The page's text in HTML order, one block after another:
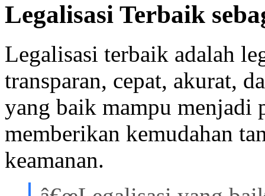
Legalisasi Terbaik
Legalisasi terbaik adalah
transparan, cepat, akurat,
yang baik mampu menjadi
memberikan kemudahan
keamanan.